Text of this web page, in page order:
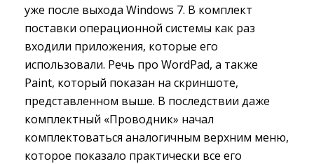
уже после выхода Windows 7. В комплект
поставки операционной системы как раз
входили приложения, которые его
использовали. Речь про WordPad, а также
Paint, который показан на скриншоте,
представленном выше. В последствии даже
комплектный «Проводник» начал
комплектоваться аналогичным верхним меню,
которое показало практически все его